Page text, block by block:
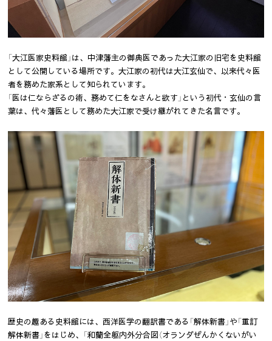
「大江医家史料館」は、中津藩主の御典医であった大江家の旧宅を史料館
として公開している場所です。大江家の初代は大江玄仙で、以来代々医
者を務めた家系として知られています。
「医は仁ならざるの術、務めて仁をなさんと欲す」という初代・玄仙の言
葉は、代々藩医として務めた大江家で受け継がれてきた名言です。
歴史の趣ある史料館には、西洋医学の翻訳書である「解体新書」や「重訂
解体新書」をはじめ、「和蘭全躯内外分合図（オランダぜんかくないがい